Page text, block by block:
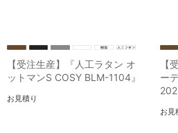
【受注生産】『人工ラタン オ
ットマンS COSY BLM-1104』
お見積り
【
ー
202
お見